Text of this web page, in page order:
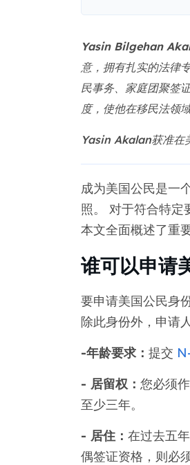
Yasin Bilgehan
意，拥有扎实的法律
民事务、家庭团聚签
度，使他在移民法领
Yasin Akalan获准在
成为美国公民是一
照。 对于符合特定
本文全面概述了重
谁可以申请
要申请美国公民身
除此身份外，申请
-年龄要求： 提交
- 居留权： 您必须
至少三年。
- 居住： 在过去五
偶签证资格，则必